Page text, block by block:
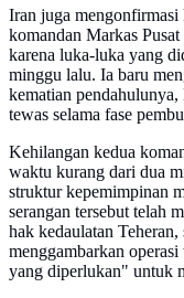
Iran juga
komandan Markas
karena luka-luka yang
minggu lalu. Ia baru
kematian
tewas selama fase
Kehilangan kedua
waktu kurang dari dua
struktur kepemimpinan
serangan tersebut telah
hak kedaulatan
menggambarkan
yang diperlukan" untuk